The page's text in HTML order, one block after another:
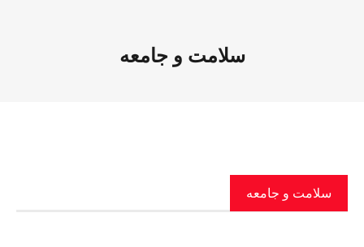
سلامت و جامعه
سلامت و جامعه